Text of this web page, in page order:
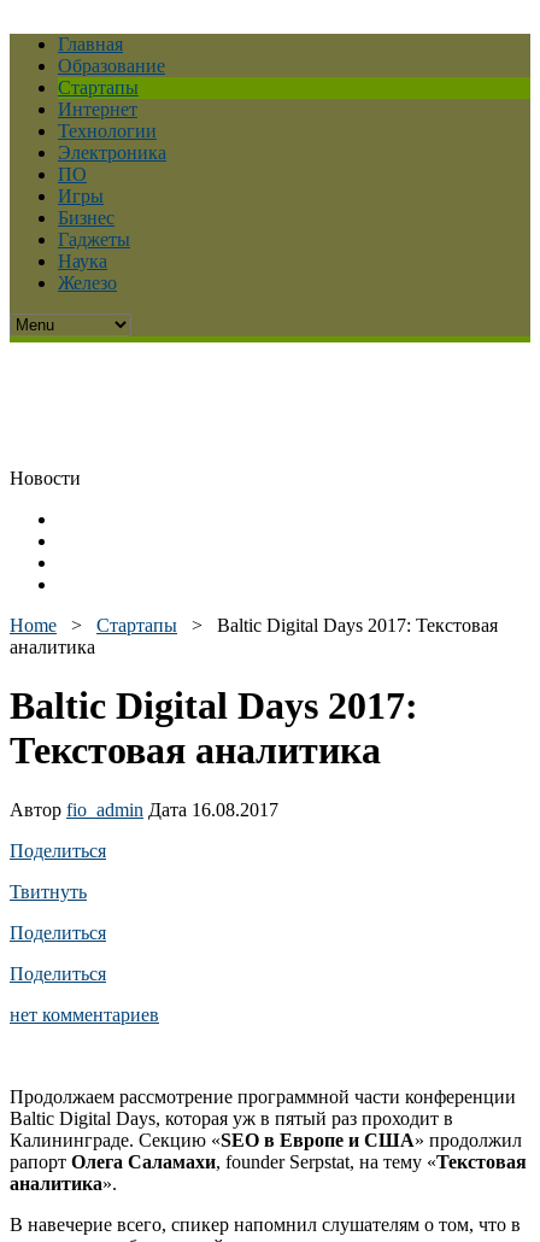
Главная
Образование
Стартапы
Интернет
Технологии
Электроника
ПО
Игры
Бизнес
Гаджеты
Наука
Железо
Новости
Home > Стартапы > Baltic Digital Days 2017: Текстовая
аналитика
Baltic Digital Days 2017:
Текстовая аналитика
Автор fio_admin Дата 16.08.2017
Поделиться
Твитнуть
Поделиться
Поделиться
нет комментариев
Продолжаем рассмотрение программной части конференции
Baltic Digital Days, которая уж в пятый раз проходит в
Калининграде. Секцию «SEO в Европе и США» продолжил
рапорт Олега Саламахи, founder Serpstat, на тему «Текстовая
аналитика».
В навечерие всего, спикер напомнил слушателям о том, что в